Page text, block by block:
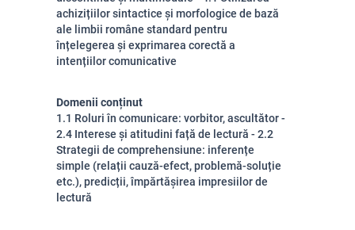
achizițiilor sintactice și morfologice de bază
ale limbii române standard pentru
înțelegerea și exprimarea corectă a
intențiilor comunicative
Domenii conținut
1.1 Roluri în comunicare: vorbitor, ascultător -
2.4 Interese și atitudini față de lectură - 2.2
Strategii de comprehensiune: inferențe
simple (relații cauză-efect, problemă-soluție
etc.), predicții, împărtășirea impresiilor de
lectură